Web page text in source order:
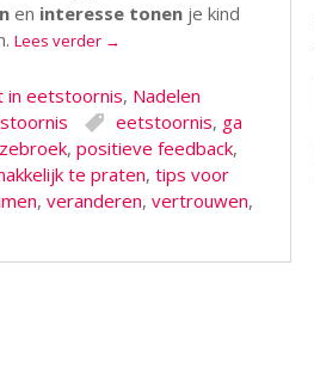
en interesse tonen je kind
Lees verder →
in eetstoornis, Nadelen
eetstoornis, ga
, positieve feedback,
te praten, tips voor
, veranderen, vertrouwen,